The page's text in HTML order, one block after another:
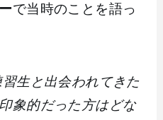
で当時のことを語っ
生と出会われてきた
象的だった方はどな